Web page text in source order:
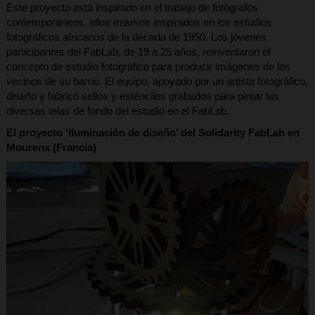
Este proyecto está inspirado en el trabajo de fotógrafos
contemporáneos, ellos mismos inspirados en los estudios
fotográficos africanos de la década de 1950. Los jóvenes
participantes del FabLab, de 19 a 25 años, reinventaron el
concepto de estudio fotográfico para producir imágenes de los
vecinos de su barrio. El equipo, apoyado por un artista fotográfico,
diseñó y fabricó sellos y esténciles grabados para pintar las
diversas telas de fondo del estudio en el FabLab.
El proyecto ‘Iluminación de diseño’ del Solidarity FabLab en
Mourenx (Francia)